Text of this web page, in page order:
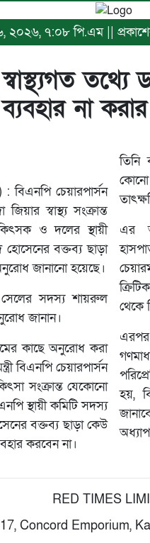
২০২৬, ৭:০৮ পি.এম ||
তথ্যে
ব্যবহার না
বিএনপি চেয়ারপার্সন
স্বাস্থ্য সংক্রান্ত
ও দলের স্থায়ী
বক্তব্য ছাড়া
জানানো হয়েছে।
সদস্য শায়রুল
জানান।
কাছে অনুরোধ করা
বিএনপি চেয়ারপার্সন
সংক্রান্ত যেকোনো
স্থায়ী কমিটি সদস্য
বক্তব্য ছাড়া কেউ
করবেন না।
তিনি
এর
থেকে
এরপর
হয়,
RED TIMES
Concord Emporium,